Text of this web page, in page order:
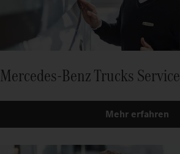
Mercedes-Benz Trucks Service
Mehr erfahren